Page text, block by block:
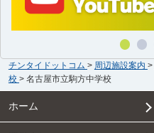
チンタイドットコム > 周辺施設案内 >
校 > 名古屋市立駒方中学校
ホーム